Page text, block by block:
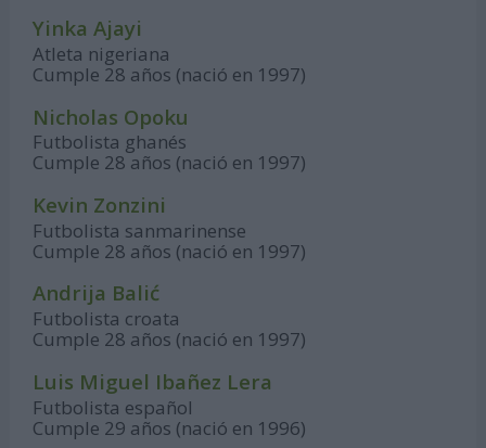
Yinka Ajayi
Atleta nigeriana
Cumple 28 años (nació en 1997)
Nicholas Opoku
Futbolista ghanés
Cumple 28 años (nació en 1997)
Kevin Zonzini
Futbolista sanmarinense
Cumple 28 años (nació en 1997)
Andrija Balić
Futbolista croata
Cumple 28 años (nació en 1997)
Luis Miguel Ibañez Lera
Futbolista español
Cumple 29 años (nació en 1996)